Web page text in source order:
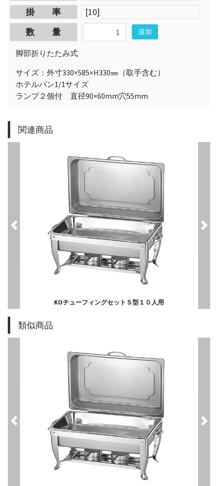
掛 率
[10]
数 量
追加
脚部折りたたみ式
サイズ：外寸330×585×H330㎜（取手含む）
ホテルパン1/1サイズ
ランプ２個付 直径90×60mm穴55mm
関連商品
KOチューフィングセットＳ型１０人用
Previous
類似商品
Previous